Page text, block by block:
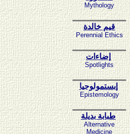
Mythology
قيم خالدة
Perennial Ethics
إضاءات
Spotlights
إبستمولوجيا
Epistemology
طبابة بديلة
Alternative
Medicine